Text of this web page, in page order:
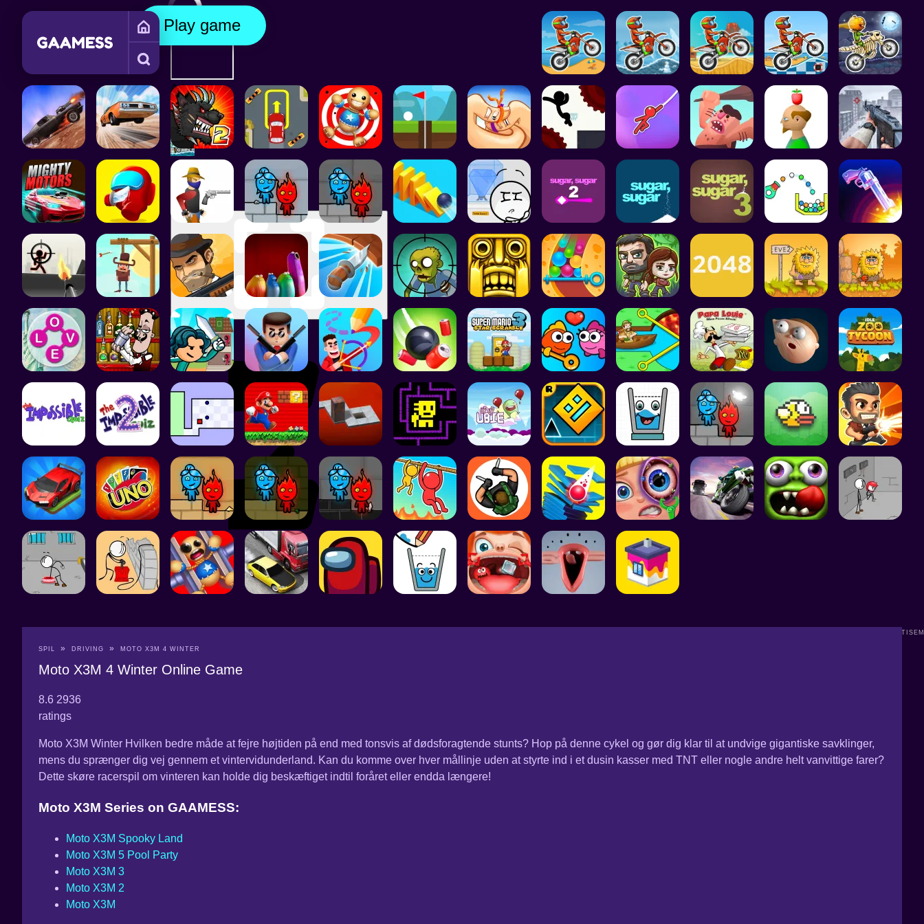
SIMULATION GAMES PHYSICS GAMES FUNNY GAMES SIDE SCROLLING GAMES PLATFORM GAMES KILLING GAMES MONEY GAMES COLLECTING GAMES MAKEOVER / MAKEUP GAMES
Play game
Advertising
Continue
playing after
the ad
Moto X3M
4 Winter
2.5K
422
SPIL DRIVING MOTO X3M 4 WINTER
Moto X3M 4 Winter Online Game
8.6 2936
ratings
Moto X3M Winter Hvilken bedre måde at fejre højtiden på end med tonsvis af dødsforagtende stunts? Hop på denne cykel og gør dig klar til at undvige gigantiske savklinger,
mens du sprænger dig vej gennem et vintervidunderland. Kan du komme over hver mållinje uden at styrte ind i et dusin kasser med TNT eller nogle andre helt vanvittige farer?
Dette skøre racerspil om vinteren kan holde dig beskæftiget indtil foråret eller endda længere!
Moto X3M Series on GAAMESS:
Moto X3M Spooky Land
Moto X3M 5 Pool Party
Moto X3M 3
Moto X3M 2
Moto X3M